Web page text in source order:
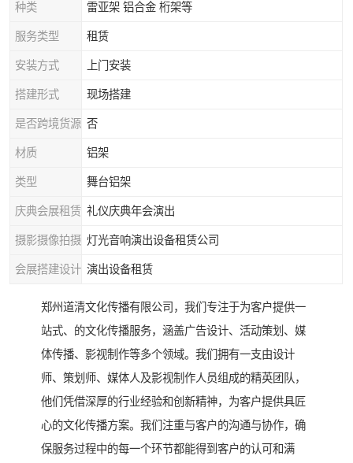
种类 雷亚架 铝合金 桁架等
服务类型 租赁
安装方式 上门安装
搭建形式 现场搭建
是否跨境货源 否
材质 铝架
类型 舞台铝架
庆典会展租赁 礼仪庆典年会演出
摄影摄像拍摄 灯光音响演出设备租赁公司
会展搭建设计 演出设备租赁
郑州道清文化传播有限公司，我们专注于为客户提供一
站式、的文化传播服务，涵盖广告设计、活动策划、媒
体传播、影视制作等多个领域。我们拥有一支由设计
师、策划师、媒体人及影视制作人员组成的精英团队，
他们凭借深厚的行业经验和创新精神，为客户提供具匠
心的文化传播方案。我们注重与客户的沟通与协作，确
保服务过程中的每一个环节都能得到客户的认可和满